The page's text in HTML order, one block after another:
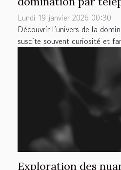
Lundi 19 janvier 2026 00:30
Découvrir l’univers de la
suscite souvent curiosité et
Exploration des